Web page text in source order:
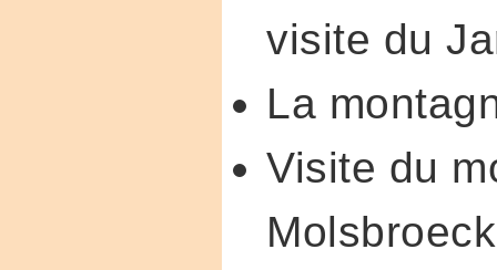
visite du
La
Visite du
Molsbroeck